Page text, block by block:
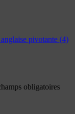
pivotante (4)
obligatoires